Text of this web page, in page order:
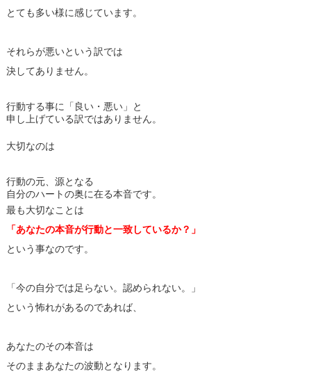
とても多い様に感じています。
それらが悪いという訳では
決してありません。
行動する事に「良い・悪い」と
申し上げている訳ではありません。
大切なのは
行動の元、源となる
自分のハートの奥に在る本音です。
最も大切なことは
「あなたの本音が行動と一致しているか？」
という事なのです。
「今の自分では足らない。認められない。」
という怖れがあるのであれば、
あなたのその本音は
そのままあなたの波動となります。